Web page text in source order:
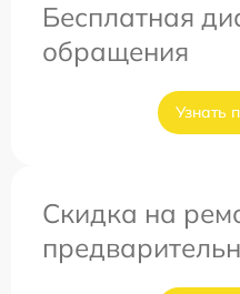
Бесплатная
обращения
Узнать
Скидка на